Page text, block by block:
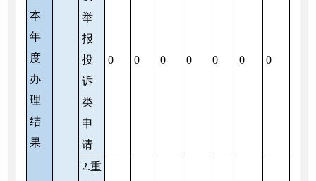
本
年
度
办
理
结
果
举
报
投
诉
类
申
请
0 0 0 0 0 0 0
2.重